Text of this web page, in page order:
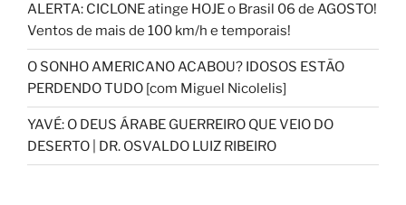
ALERTA: CICLONE atinge HOJE o Brasil 06 de AGOSTO!
Ventos de mais de 100 km/h e temporais!
O SONHO AMERICANO ACABOU? IDOSOS ESTÃO
PERDENDO TUDO [com Miguel Nicolelis]
YAVÉ: O DEUS ÁRABE GUERREIRO QUE VEIO DO
DESERTO | DR. OSVALDO LUIZ RIBEIRO